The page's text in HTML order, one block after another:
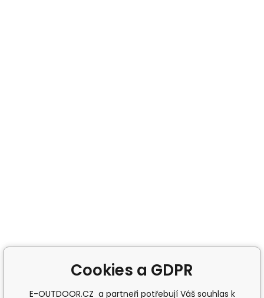
Cookies a GDPR
E-OUTDOOR.CZ a partneři potřebují Váš souhlas k